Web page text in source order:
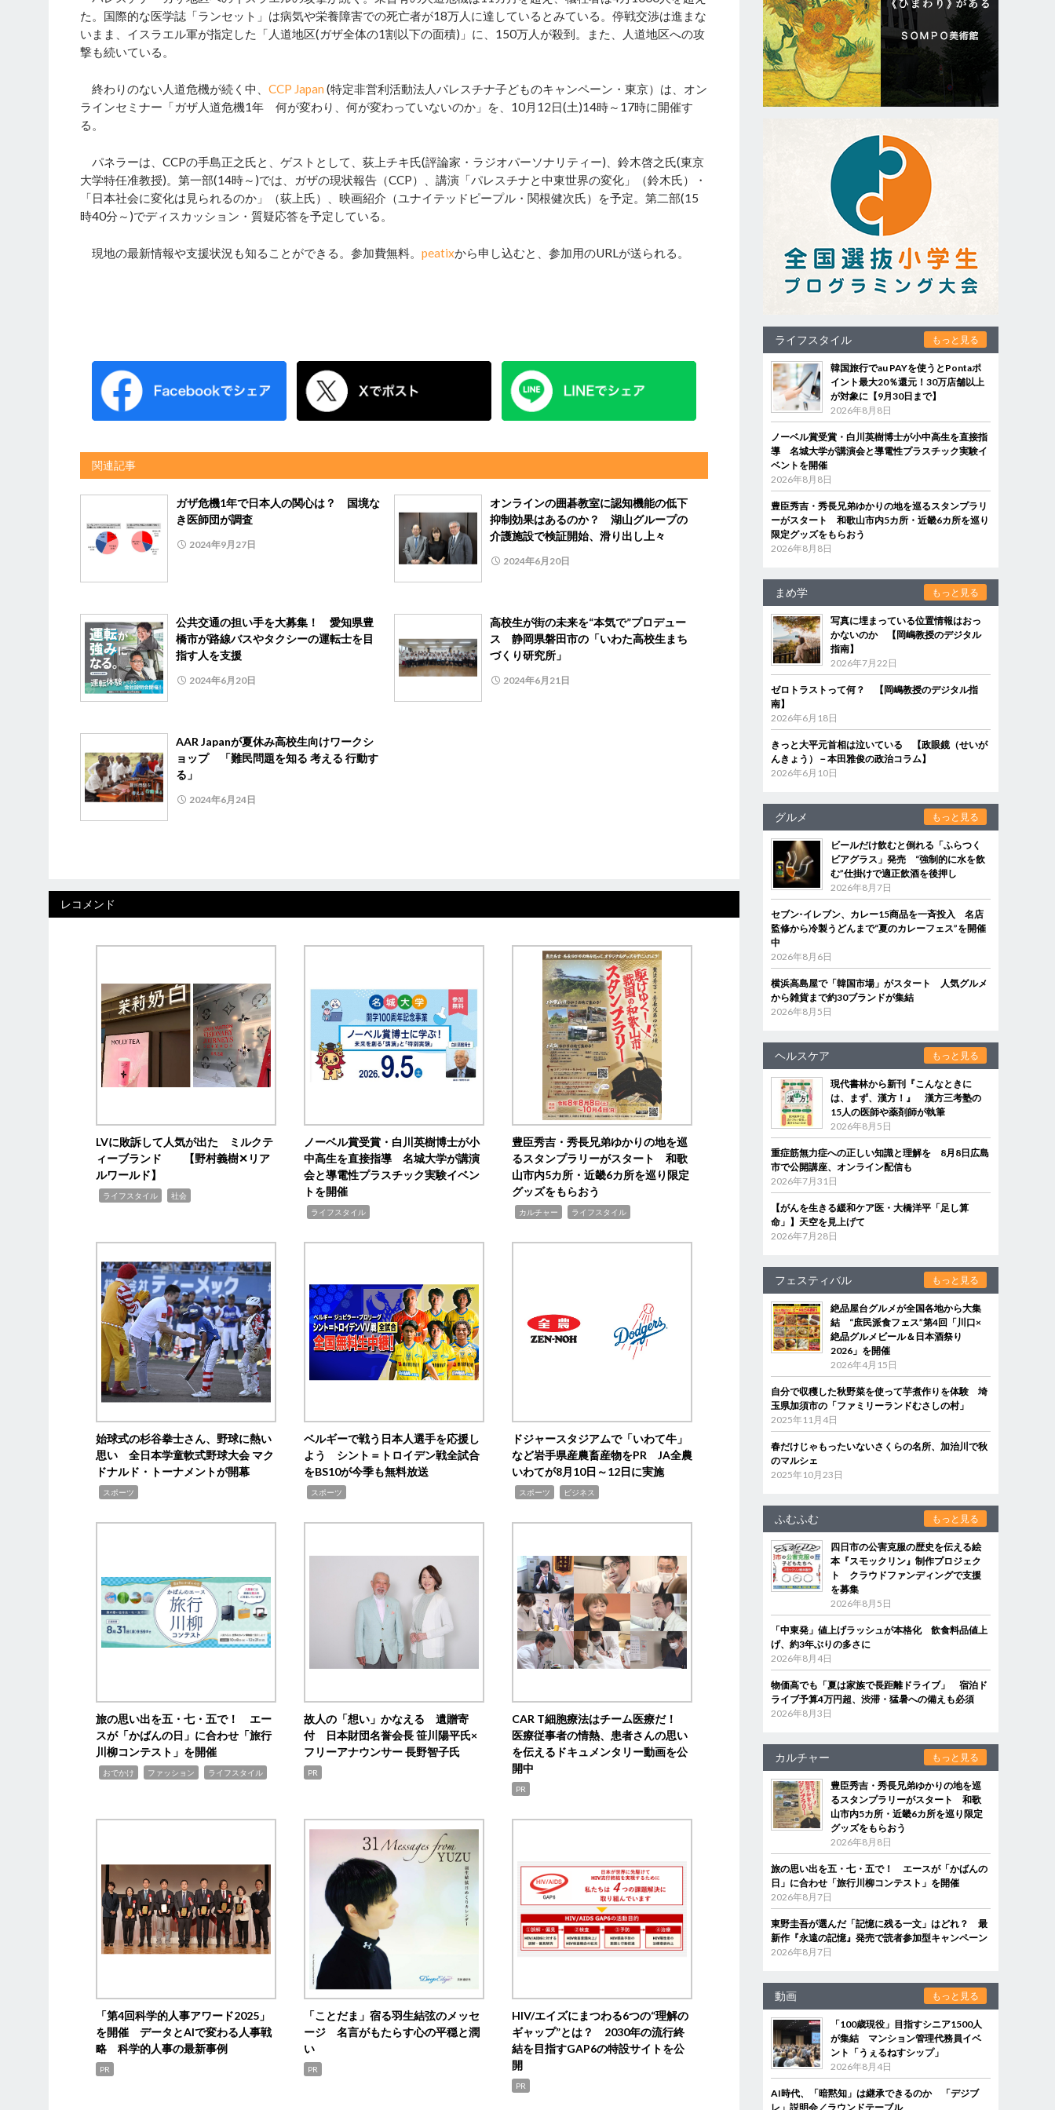
た。国際的な医学誌「ランセット」は病気や栄養障害での死亡者が18万人に達しているとみている。停戦交渉は進まな
いまま、イスラエル軍が指定した「人道地区(ガザ全体の1割以下の面積)」に、150万人が殺到。また、人道地区への攻
撃も続いている。
終わりのない人道危機が続く中、 CCP Japan (特定非営利活動法人パレスチナ子どものキャンペーン・東京）は、オン
ラインセミナー「ガザ人道危機1年 何が変わり、何が変わっていないのか」を、10月12日(土)14時～17時に開催す
る。
パネラーは、CCPの手島正之氏と、ゲストとして、荻上チキ氏(評論家・ラジオパーソナリティー)、鈴木啓之氏(東京
大学特任准教授)。第一部(14時～)では、ガザの現状報告（CCP）、講演「パレスチナと中東世界の変化」（鈴木氏）・
「日本社会に変化は見られるのか」（荻上氏）、映画紹介（ユナイテッドピープル・関根健次氏）を予定。第二部(15
時40分～)でディスカッション・質疑応答を予定している。
現地の最新情報や支援状況も知ることができる。参加費無料。 peatixから申し込むと、参加用のURLが送られる。
関連記事
ガザ危機1年で日本人の関心は？ 国境な
き医師団が調査
2024年9月27日
オンラインの囲碁教室に認知機能の低下
抑制効果はあるのか？ 湖山グループの
介護施設で検証開始、滑り出し上々
2024年6月20日
公共交通の担い手を大募集！ 愛知県豊
橋市が路線バスやタクシーの運転士を目
指す人を支援
2024年6月20日
高校生が街の未来を“本気で”プロデュー
ス 静岡県磐田市の「いわた高校生まち
づくり研究所」
2024年6月21日
AAR Japanが夏休み高校生向けワークシ
ョップ 「難民問題を知る 考える 行動す
る」
2024年6月24日
レコメンド
LVに敗訴して人気が出た ミルクテ
ィーブランド 【野村義樹✕リア
ルワールド】
ライフスタイル 社会
ノーベル賞受賞・白川英樹博士が小
中高生を直接指導 名城大学が講演
会と導電性プラスチック実験イベン
トを開催
ライフスタイル
豊臣秀吉・秀長兄弟ゆかりの地を巡
るスタンプラリーがスタート 和歌
山市内5カ所・近畿6カ所を巡り限定
グッズをもらおう
カルチャー ライフスタイル
始球式の杉谷拳士さん、野球に熱い
思い 全日本学童軟式野球大会 マク
ドナルド・トーナメントが開幕
スポーツ
ベルギーで戦う日本人選手を応援し
よう シント＝トロイデン戦全試合
をBS10が今季も無料放送
スポーツ
ドジャースタジアムで「いわて牛」
など岩手県産農畜産物をPR JA全農
いわてが8月10日～12日に実施
スポーツ ビジネス
旅の思い出を五・七・五で！ エー
スが「かばんの日」に合わせ「旅行
川柳コンテスト」を開催
おでかけ ファッション ライフスタイル
故人の「想い」かなえる 遺贈寄
付 日本財団名誉会長 笹川陽平氏×
フリーアナウンサー 長野智子氏
PR
CAR T細胞療法はチーム医療だ！
医療従事者の情熱、患者さんの思い
を伝えるドキュメンタリー動画を公
開中
PR
「第4回科学的人事アワード2025」
を開催 データとAIで変わる人事戦
略 科学的人事の最新事例
PR
「ことだま」宿る羽生結弦のメッセ
ージ 名言がもたらす心の平穏と潤
い
PR
HIV/エイズにまつわる6つの“理解の
ギャップ”とは？ 2030年の流行終
結を目指すGAP6の特設サイトを公
開
PR
ライフスタイル もっと見る
韓国旅行でau PAYを使うとPontaポ
イント最大20％還元！30万店舗以上
が対象に【9月30日まで】
2026年8月8日
ノーベル賞受賞・白川英樹博士が小中高生を直接指
導 名城大学が講演会と導電性プラスチック実験イ
ベントを開催
2026年8月8日
豊臣秀吉・秀長兄弟ゆかりの地を巡るスタンプラリ
ーがスタート 和歌山市内5カ所・近畿6カ所を巡り
限定グッズをもらおう
2026年8月8日
まめ学 もっと見る
写真に埋まっている位置情報はおっ
かないのか 【岡嶋教授のデジタル
指南】
2026年7月22日
ゼロトラストって何？ 【岡嶋教授のデジタル指
南】
2026年6月18日
きっと大平元首相は泣いている 【政眼鏡（せいが
んきょう）－本田雅俊の政治コラム】
2026年6月10日
グルメ もっと見る
ビールだけ飲むと倒れる「ふらつく
ビアグラス」発売 “強制的に水を飲
む”仕掛けで適正飲酒を後押し
2026年8月7日
セブン‐イレブン、カレー15商品を一斉投入 名店
監修から冷製うどんまで“夏のカレーフェス”を開催
中
2026年8月6日
横浜高島屋で「韓国市場」がスタート 人気グルメ
から雑貨まで約30ブランドが集結
2026年8月5日
ヘルスケア もっと見る
現代書林から新刊『こんなときに
は、まず、漢方！』 漢方三考塾の
15人の医師や薬剤師が執筆
2026年8月5日
重症筋無力症への正しい知識と理解を 8月8日広島
市で公開講座、オンライン配信も
2026年7月31日
【がんを生きる緩和ケア医・大橋洋平「足し算
命」】天空を見上げて
2026年7月28日
フェスティバル もっと見る
絶品屋台グルメが全国各地から大集
結 “庶民派食フェス”第4回「川口×
絶品グルメビール＆日本酒祭り
2026」を開催
2026年4月15日
自分で収穫した秋野菜を使って芋煮作りを体験 埼
玉県加須市の「ファミリーランドむさしの村」
2025年11月4日
春だけじゃもったいないさくらの名所、加治川で秋
のマルシェ
2025年10月23日
ふむふむ もっと見る
四日市の公害克服の歴史を伝える絵
本『スモックリン』制作プロジェク
ト クラウドファンディングで支援
を募集
2026年8月5日
「中東発」値上げラッシュが本格化 飲食料品値上
げ、約3年ぶりの多さに
2026年8月4日
物価高でも「夏は家族で長距離ドライブ」 宿泊ド
ライブ予算4万円超、渋滞・猛暑への備えも必須
2026年8月3日
カルチャー もっと見る
豊臣秀吉・秀長兄弟ゆかりの地を巡
るスタンプラリーがスタート 和歌
山市内5カ所・近畿6カ所を巡り限定
グッズをもらおう
2026年8月8日
旅の思い出を五・七・五で！ エースが「かばんの
日」に合わせ「旅行川柳コンテスト」を開催
2026年8月7日
東野圭吾が選んだ「記憶に残る一文」はどれ？ 最
新作『永遠の記憶』発売で読者参加型キャンペーン
2026年8月7日
動画 もっと見る
「100歳現役」目指すシニア1500人
が集結 マンション管理代務員イベ
ント「うぇるねすシップ」
2026年8月4日
AI時代、「暗黙知」は継承できるのか 「デジブ
レ」説明会／ラウンドテーブル